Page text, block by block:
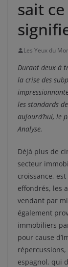
sait
Les Yeux du
Durant deux à
la crise des
les standards
aujourd’hui, le
Analyse.
Déjà plus de
secteur
croissance,
effondrés, les
vendant par
également
immobiliers
pour cause
espagnol, qui